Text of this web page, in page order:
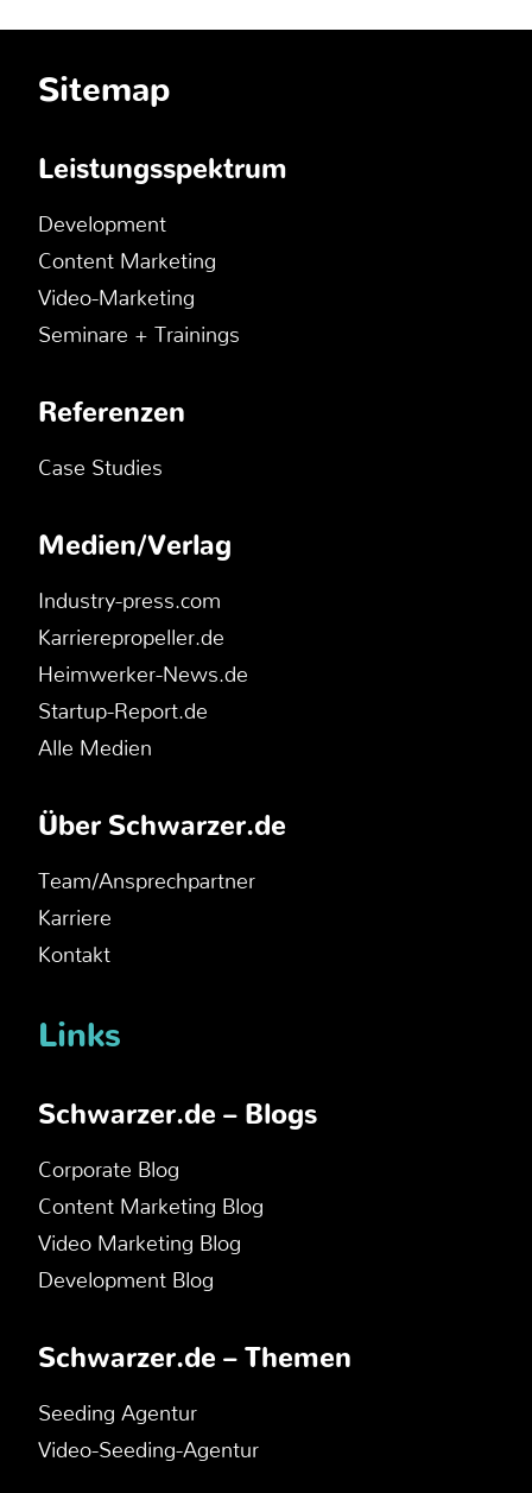
Sitemap
Leistungsspektrum
Development
Content Marketing
Video-Marketing
Seminare + Trainings
Referenzen
Case Studies
Medien/Verlag
Industry-press.com
Karrierepropeller.de
Heimwerker-News.de
Startup-Report.de
Alle Medien
Über Schwarzer.de
Team/Ansprechpartner
Karriere
Kontakt
Links
Schwarzer.de – Blogs
Corporate Blog
Content Marketing Blog
Video Marketing Blog
Development Blog
Schwarzer.de – Themen
Seeding Agentur
Video-Seeding-Agentur